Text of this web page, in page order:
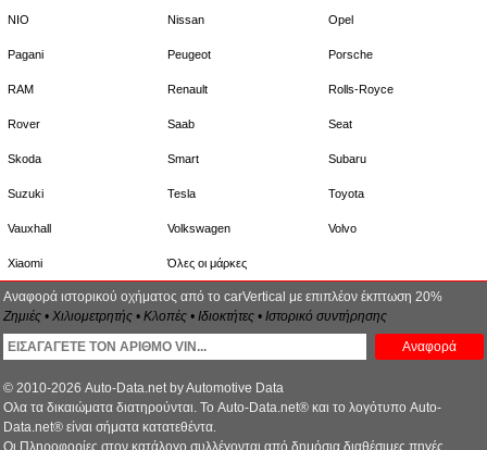
NIO Nissan Opel
Pagani Peugeot Porsche
RAM Renault Rolls-Royce
Rover Saab Seat
Skoda Smart Subaru
Suzuki Tesla Toyota
Vauxhall Volkswagen Volvo
Xiaomi Όλες οι μάρκες
Αναφορά ιστορικού οχήματος από το carVertical με επιπλέον έκπτωση 20%
Ζημιές • Χιλιομετρητής • Κλοπές • Ιδιοκτήτες • Ιστορικό συντήρησης
Αναφορά
© 2010-2026 Auto-Data.net by Automotive Data
Ολα τα δικαιώματα διατηρούνται. Το Auto-Data.net® και το λογότυπο Auto-
Data.net® είναι σήματα κατατεθέντα.
Οι Πληροφορίες στον κατάλογο συλλέγονται από δημόσια διαθέσιμες πηγές